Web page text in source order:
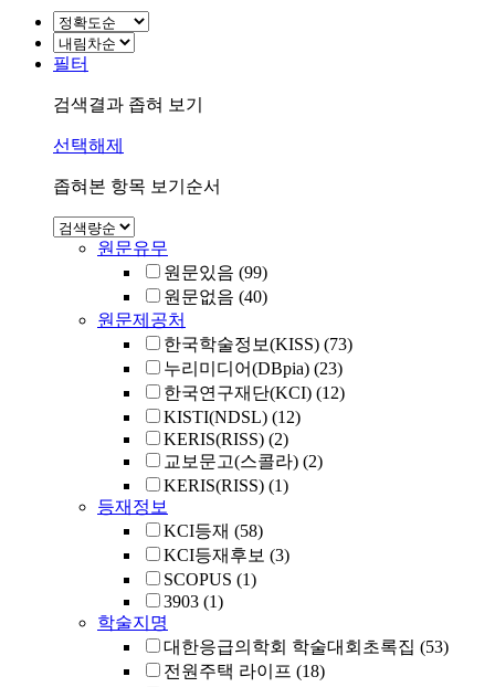
필터
검색결과 좁혀 보기
선택해제
좁혀본 항목 보기순서
원문유무
원문있음 (99)
원문없음 (40)
원문제공처
한국학술정보(KISS) (73)
누리미디어(DBpia) (23)
한국연구재단(KCI) (12)
KISTI(NDSL) (12)
KERIS(RISS) (2)
교보문고(스콜라) (2)
KERIS(RISS) (1)
등재정보
KCI등재 (58)
KCI등재후보 (3)
SCOPUS (1)
3903 (1)
학술지명
대한응급의학회 학술대회초록집 (53)
전원주택 라이프 (18)